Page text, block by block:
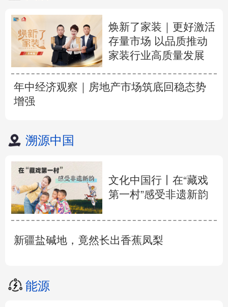
焕新了家装｜更好激活
存量市场 以品质推动
家装行业高质量发展
年中经济观察｜房地产市场筑底回稳态势
增强
溯源中国
文化中国行丨在“藏戏
第一村”感受非遗新韵
新疆盐碱地，竟然长出香蕉凤梨
能源